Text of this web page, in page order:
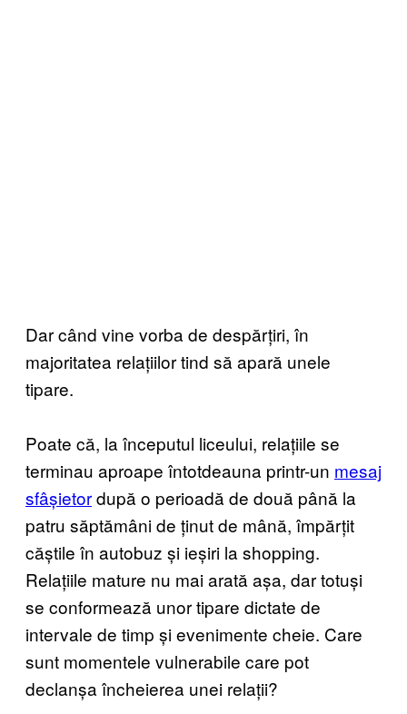
Dar când vine vorba de despărțiri, în
majoritatea relațiilor tind să apară unele
tipare.
Poate că, la începutul liceului, relațiile se
terminau aproape întotdeauna printr-un mesaj
sfâșietordupă o perioadă de două până la
patru săptămâni de ținut de mână, împărțit
căștile în autobuz și ieșiri la shopping.
Relațiile mature nu mai arată așa, dar totuși
se conformează unor tipare dictate de
intervale de timp și evenimente cheie. Care
sunt momentele vulnerabile care pot
declanșa încheierea unei relații?